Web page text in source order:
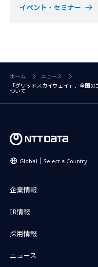
イベント・セミナー
ホーム
ニュース
「グリッドスカイウェイ」、全国
ついて
Global Select a Country
企業情報
IR情報
採用情報
ニュース